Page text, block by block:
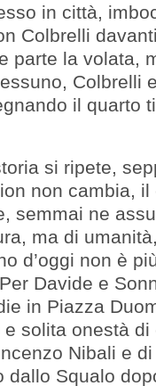
in città,
Colbrelli
parte la volata,
Colbrelli
il quarto
si ripete,
non cambia,
semmai ne
ma di
d’oggi non è
Davide e
in Piazza
solita onestà
Nibali e
dallo Squalo